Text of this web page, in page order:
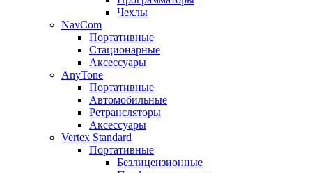
Чехлы
NavCom
Портативные
Стационарные
Аксессуары
AnyTone
Портативные
Автомобильные
Ретрансляторы
Аксессуары
Vertex Standard
Портативные
Безлицензионные